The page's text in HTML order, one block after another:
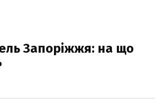
Запоріжжя: на що